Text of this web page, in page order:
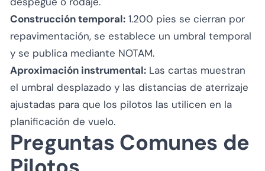
Construcción temporal: 1.200 pies se cierran por
repavimentación, se establece un umbral temporal
y se publica mediante NOTAM.
Aproximación instrumental: Las cartas muestran
el umbral desplazado y las distancias de aterrizaje
ajustadas para que los pilotos las utilicen en la
planificación de vuelo.
Preguntas Comunes de